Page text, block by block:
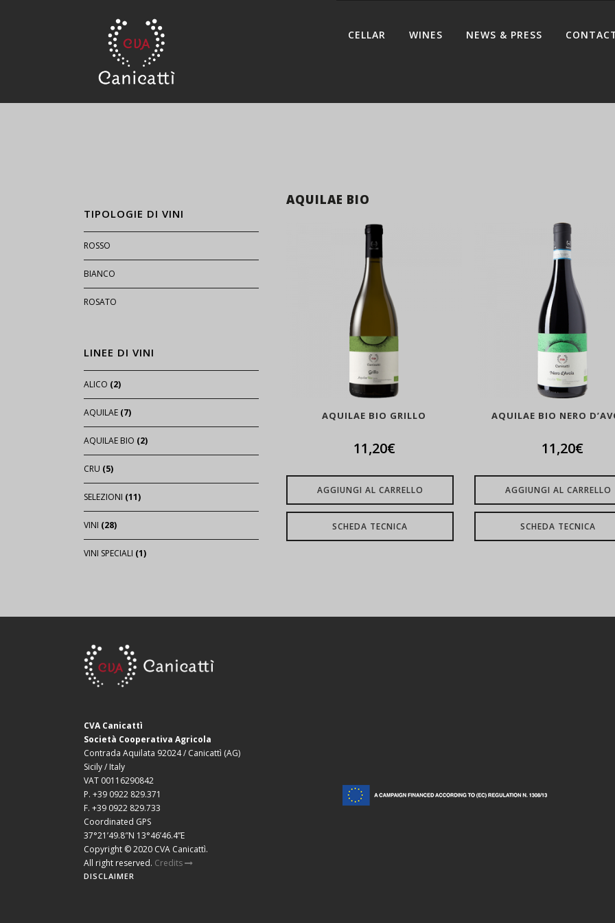
CELLAR WINES NEWS & PRESS
TIPOLOGIE DI VINI
ROSSO
BIANCO
ROSATO
LINEE DI VINI
ALICO (2)
AQUILAE (7)
AQUILAE BIO (2)
CRU (5)
SELEZIONI (11)
VINI (28)
VINI SPECIALI (1)
AQUILAE BIO
AQUILAE BIO GRILLO
11,20€
AGGIUNGI AL CARRELLO
SCHEDA TECNICA
AQUILAE BIO NERO
11,20€
AGGIUNGI AL CARRELLO
SCHEDA TECNICA
CVA Canicattì
Società Cooperativa Agricola
Contrada Aquilata 92024 / Canicattì (AG)
Sicily / Italy
VAT 00116290842
P. +39 0922 829.371
F. +39 0922 829.733
Coordinated GPS
37°21’49.8″N 13°46’46.4”E
Copyright © 2020 CVA Canicattì.
All right reserved. Credits
DISCLAIMER